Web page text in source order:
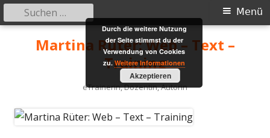
Martina Rüter: Web – Text –
Training
eTrainerin, Dozentin, Autorin
Primäres
Menü
Menü
Suchen
nach:
Durch die weitere Nutzung
der Seite stimmst du der
Verwendung von Cookies
zu. Weitere Informationen
Akzeptieren